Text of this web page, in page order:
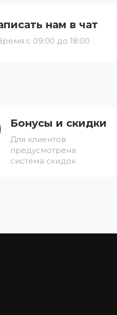
Бонусы и скидки
Для клиентов
предусмотрена
система скидок
нам в чат
с 09:00 до 18:00